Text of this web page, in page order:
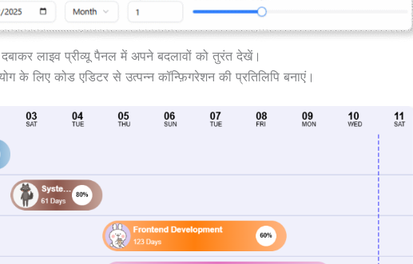
लाइव प्रीव्यू पैनल में अपने बदलावों को तुरंत देखें।
के लिए कोड एडिटर से उत्पन्न कॉन्फ़िगरेशन की प्रतिलिपि बनाएं।